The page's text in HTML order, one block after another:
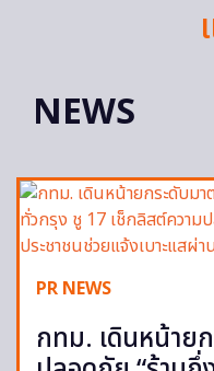
NEWS
PR NEWS
กทม. เดินหน้าย